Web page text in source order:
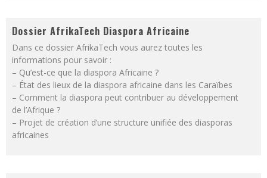
Dossier AfrikaTech Diaspora Africaine
Dans ce dossier AfrikaTech vous aurez toutes les
informations pour savoir :
– Qu’est-ce que la diaspora Africaine ?
– État des lieux de la diaspora africaine dans les Caraïbes
– Comment la diaspora peut contribuer au développement
de l’Afrique ?
– Projet de création d’une structure unifiée des diasporas
africaines